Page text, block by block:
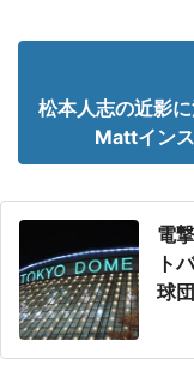
松本人志の近影
Mattイン
電
ト
球